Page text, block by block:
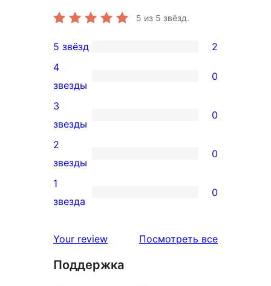
5 из 5 звёзд.
2
5-
звездный
отзыв
5 звёзд 2
0
4-
звездный
отзыв
4
звезды
0
0
3-
звездный
отзыв
3
звезды
0
0
2-
звездный
2
звезды
0
0
звездный
1
звезда
0
Your review Посмотреть всеотзывы
Поддержка